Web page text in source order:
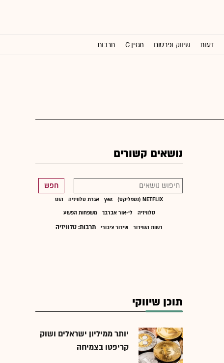
דעות שיווק ופרסום מגזין G תרבות
נושאים קשורים
חפש
NETFLIX (נטפליקס) yes אגרת טלוויזיה
הוט
טלוויזיה
לי-אור אברבך משפחות הפשע
רשות השידור שידור ציבורי תרבות: טלוויזיה
תוכן שיווקי
יותר ממיליון ישראלים ושוק
קריפטו בצמיחה